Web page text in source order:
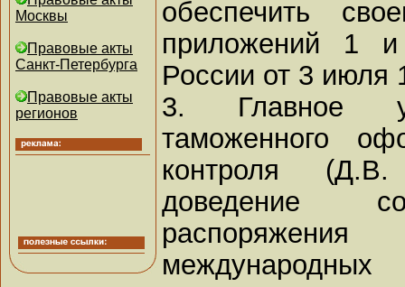
Москвы
Правовые акты
Санкт-Петербурга
Правовые акты
регионов
обеспечить
приложений 1
России от 3 июля
3. Главное
таможенного
контроля (Д.В.
доведение